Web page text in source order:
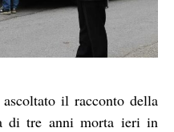
il racconto della
di tre anni morta ieri in